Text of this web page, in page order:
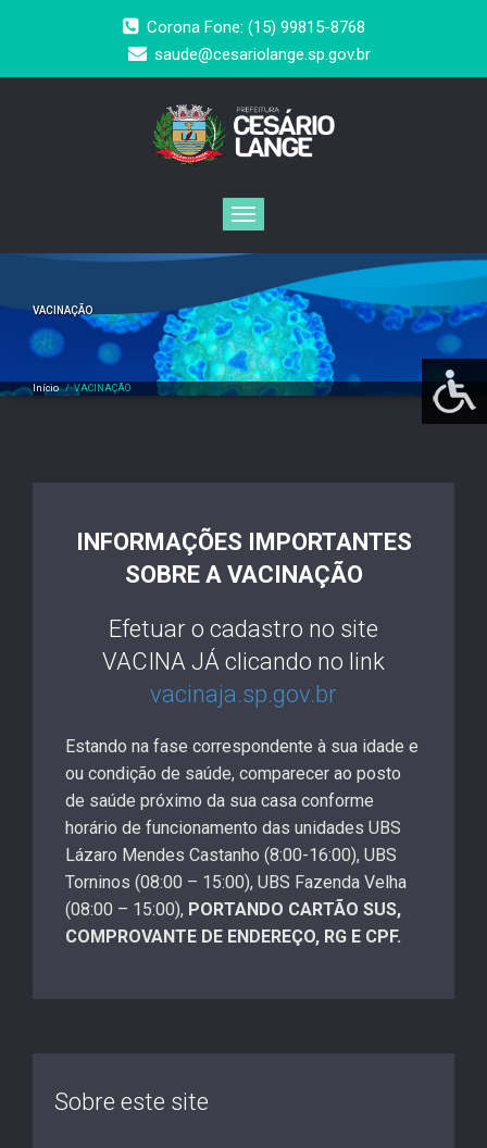
Corona Fone: (15) 99815-8768
saude@cesariolange.sp.gov.br
Toggle
navigation
VACINAÇÃO
Início/VACINAÇÃO
INFORMAÇÕES IMPORTANTES
SOBRE A VACINAÇÃO
Efetuar o cadastro no site
VACINA JÁ clicando no link
vacinaja.sp.gov.br
Estando na fase correspondente à sua idade e
ou condição de saúde, comparecer ao posto
de saúde próximo da sua casa conforme
horário de funcionamento das unidades UBS
Lázaro Mendes Castanho (8:00-16:00), UBS
Torninos (08:00 – 15:00), UBS Fazenda Velha
(08:00 – 15:00), PORTANDO CARTÃO SUS,
COMPROVANTE DE ENDEREÇO, RG E CPF.
Sobre este site